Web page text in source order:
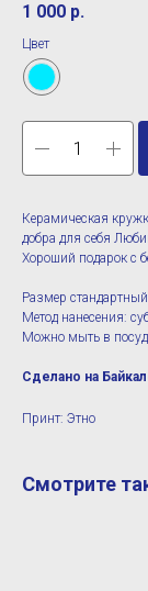
1 000 р.
Цвет
Керамическая
добра для себя
Хороший подарок с
Размер
Метод нанесения:
Можно мыть в
Сделано на
Принт: Этно
Смотрите